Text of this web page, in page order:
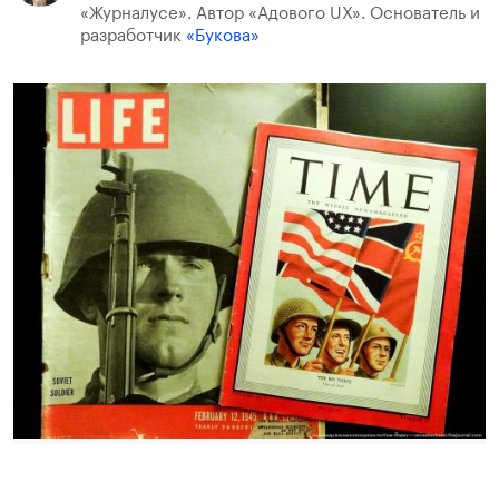
«Журналусе». Автор «Адового UX». Основатель и
разработчик «Букова»